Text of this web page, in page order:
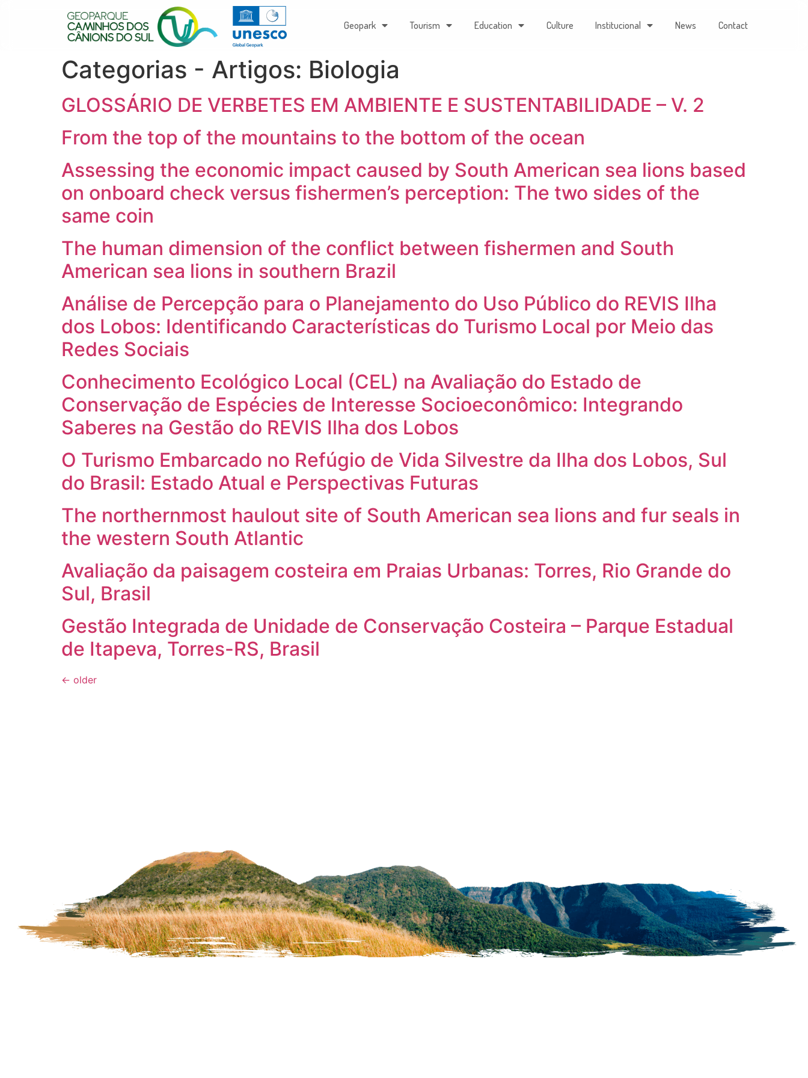
Geopark Tourism Education Culture Institucional News Contact
Categorias - Artigos: Biologia
GLOSSÁRIO DE VERBETES EM AMBIENTE E SUSTENTABILIDADE – V. 2
From the top of the mountains to the bottom of the ocean
Assessing the economic impact caused by South American sea lions based
on onboard check versus fishermen’s perception: The two sides of the
same coin
The human dimension of the conflict between fishermen and South
American sea lions in southern Brazil
Análise de Percepção para o Planejamento do Uso Público do REVIS Ilha
dos Lobos: Identificando Características do Turismo Local por Meio das
Redes Sociais
Conhecimento Ecológico Local (CEL) na Avaliação do Estado de
Conservação de Espécies de Interesse Socioeconômico: Integrando
Saberes na Gestão do REVIS Ilha dos Lobos
O Turismo Embarcado no Refúgio de Vida Silvestre da Ilha dos Lobos, Sul
do Brasil: Estado Atual e Perspectivas Futuras
The northernmost haulout site of South American sea lions and fur seals in
the western South Atlantic
Avaliação da paisagem costeira em Praias Urbanas: Torres, Rio Grande do
Sul, Brasil
Gestão Integrada de Unidade de Conservação Costeira – Parque Estadual
de Itapeva, Torres-RS, Brasil
← older